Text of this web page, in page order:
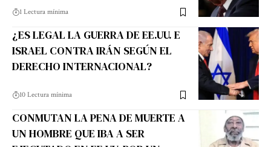
1 Lectura mínima
¿ES LEGAL LA GUERRA DE EE.UU. E
ISRAEL CONTRA IRÁN SEGÚN EL
DERECHO INTERNACIONAL?
10 Lectura mínima
CONMUTAN LA PENA DE MUERTE A
UN HOMBRE QUE IBA A SER